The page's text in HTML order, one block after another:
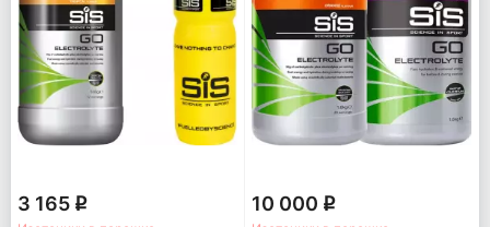
3 165 q
10 000 q